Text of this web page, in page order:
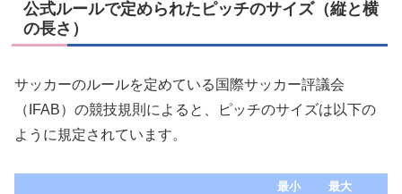
公式ルールで定められたピッチのサイズ（縦と横
の長さ）
サッカーのルールを定めている国際サッカー評議会
（IFAB）の競技規則によると、ピッチのサイズは以下の
ように規定されています。
最小
最大